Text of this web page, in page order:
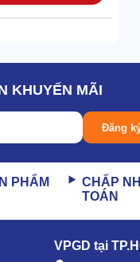
KHUYẾN MÃI
Đăng
PHẨM
CHẤP
TOÁN
VPGD tại